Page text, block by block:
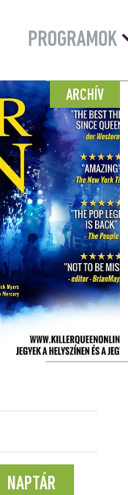
PROGRAMOK
ARCHÍV
NAPTÁR